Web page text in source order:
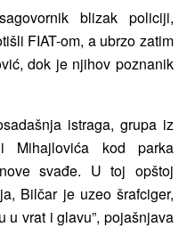
blizak policiji,
FIAT-om, a ubrzo zatim
dok je njihov poznanik
istraga, grupa iz
Mihajlovića kod parka
svađe. U toj opštoj
Bilčar je uzeo šrafciger,
u vrat i glavu”, pojašnjava